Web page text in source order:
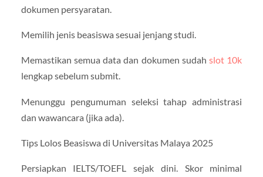
dokumen persyaratan.
Memilih jenis beasiswa sesuai jenjang studi.
Memastikan semua data dan dokumen sudah slot 10k
lengkap sebelum submit.
Menunggu pengumuman seleksi tahap administrasi
dan wawancara (jika ada).
Tips Lolos Beasiswa di Universitas Malaya 2025
Persiapkan IELTS/TOEFL sejak dini. Skor minimal